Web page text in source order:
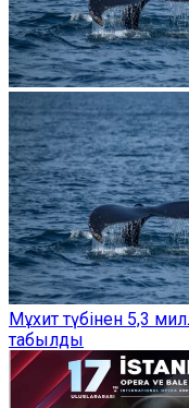
Мұхит түбінен 5,3
табылды